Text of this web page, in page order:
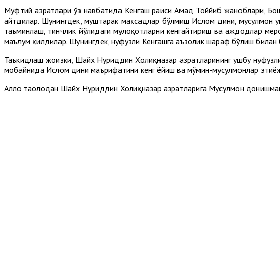
Муфтий ҳазратлари ўз навбатида Кенгаш раиси Аҳмад Тоййиб жаноблари,
айтдилар. Шунингдек, муштарак мақсадлар бўлмиш Ислом дини, мусулмон
таъминлаш, тинчлик йўлидаги мулоқотларни кенгайтириш ва аждодлар
маълум қилдилар. Шунингдек, нуфузли Кенгашга аъзолик шараф бўлиш билан
Таъкидлаш жоизки, Шайх Нуриддин Холиқназар ҳазратларининг ушбу
мобайнида Ислом дини маърифатини кенг ёйиш ва мўмин-мусулмонлар
Аллоҳ таолодан Шайх Нуриддин Холиқназар ҳазратларига Мусулмон